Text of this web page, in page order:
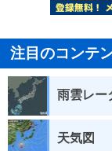
注目のコンテ
雨雲レー
天気図